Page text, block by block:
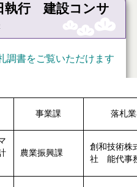
執行 建設コンサ
調書をご覧いただけます
事業課 落札
農業振興課
創和技術株
社 能代事